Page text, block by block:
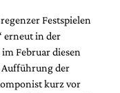
Festspielen
erneut in der
Februar diesen
Aufführung der
kurz vor